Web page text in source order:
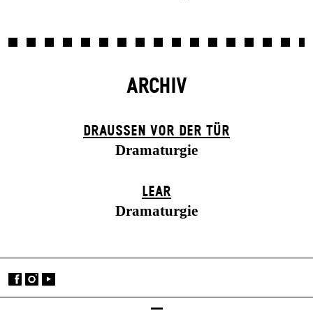
ARCHIV
DRAUSSEN VOR DER TÜR
Dramaturgie
LEAR
Dramaturgie